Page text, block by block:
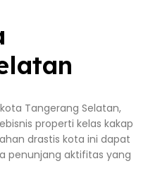
Tangerang Selatan,
properti kelas kakap
drastis kota ini dapat
penunjang aktifitas yang